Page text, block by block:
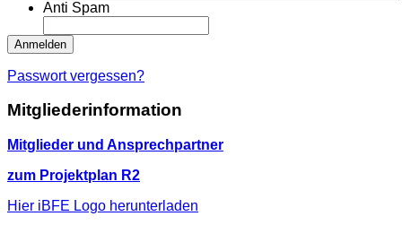
Anti Spam
Passwort vergessen?
Mitgliederinformation
Mitglieder und Ansprechpartner
zum Projektplan R2
Hier iBFE Logo herunterladen